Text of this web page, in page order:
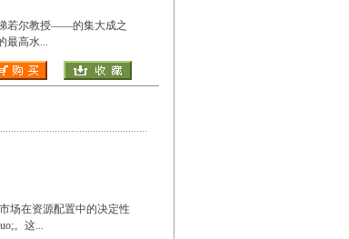
若尔教授——的集大成之
最高水...
场在资源配置中的决定性
。这...